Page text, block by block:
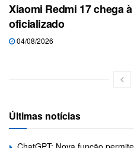
Xiaomi Redmi 17 chega
oficializado
04/08/2026
Últimas notícias